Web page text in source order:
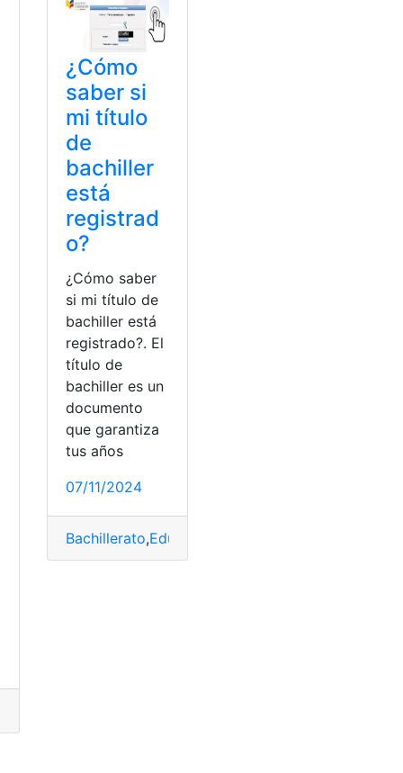
electoral
¿Cómo
saber si
mi título
de
bachiller
está
registrad
o?
¿Cómo saber
si mi título de
bachiller está
registrado?. El
título de
bachiller es un
documento
que garantiza
tus años
07/11/2024
Bachillerato,Educar Ecuador